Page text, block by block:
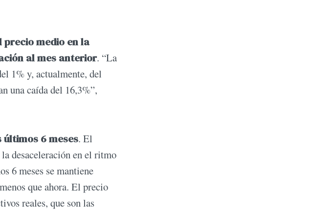
precio medio en la
al mes anterior. “La
1% y, actualmente, del
una caída del 16,3%”,
6 meses. El
desaceleración en el ritmo
6 meses se mantiene
que ahora. El precio
reales, que son las